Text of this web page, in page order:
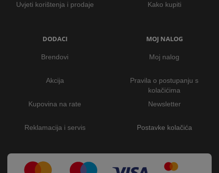
Uvjeti korištenja i prodaje Kako kupiti
DODACI
Brendovi
Akcija
Kupovina na rate
Reklamacija i servis
MOJ NALOG
Moj nalog
Pravila o postupanju s
kolačićima
Newsletter
Postavke kolačića